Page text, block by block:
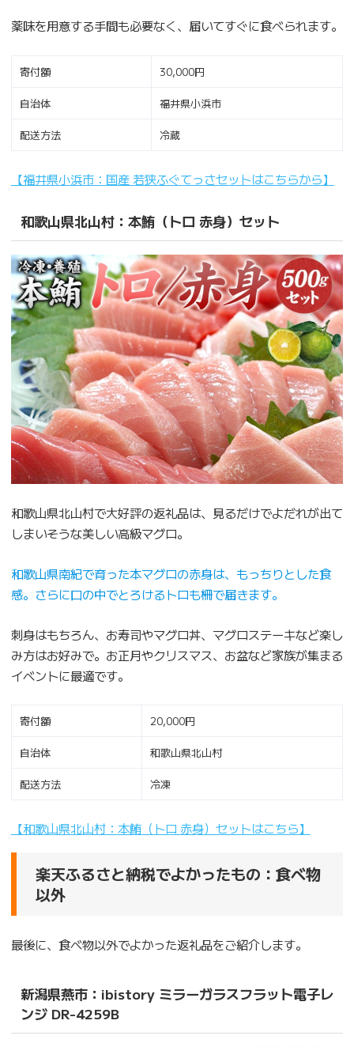
薬味を用意する手間も必要なく、届いてすぐに食べられます。
寄付額 30,000円
自治体 福井県小浜市
配送方法 冷蔵
【福井県小浜市：国産 若狭ふぐてっさセットはこちらから】
和歌山県北山村：本鮪（トロ 赤身）セット
和歌山県北山村で大好評の返礼品は、見るだけでよだれが出て
しまいそうな美しい高級マグロ。
和歌山県南紀で育った本マグロの赤身は、もっちりとした食
感。さらに口の中でとろけるトロも柵で届きます。
刺身はもちろん、お寿司やマグロ丼、マグロステーキなど楽し
み方はお好みで。お正月やクリスマス、お盆など家族が集まる
イベントに最適です。
寄付額 20,000円
自治体 和歌山県北山村
配送方法 冷凍
【和歌山県北山村：本鮪（トロ 赤身）セットはこちら】
楽天ふるさと納税でよかったもの：食べ物
以外
最後に、食べ物以外でよかった返礼品をご紹介します。
新潟県燕市：ibistory ミラーガラスフラット電子レ
ンジ DR-4259B